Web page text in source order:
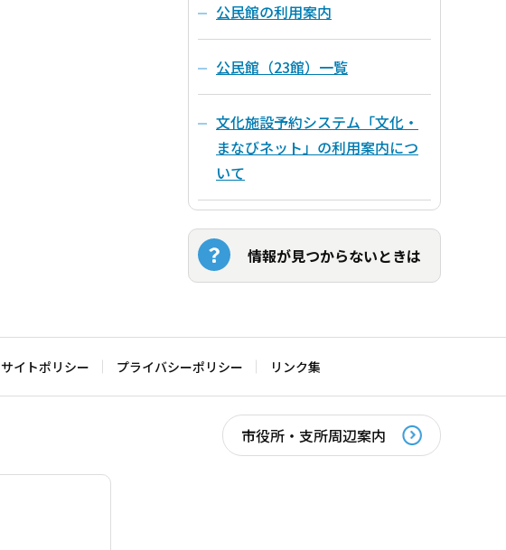
公民館の利用案内
公民館（23館）一覧
文化施設予約システム「文化・
まなびネット」の利用案内につ
いて
情報が見つからないときは
サイトポリシー プライバシーポリシー リンク集
市役所・支所周辺案内